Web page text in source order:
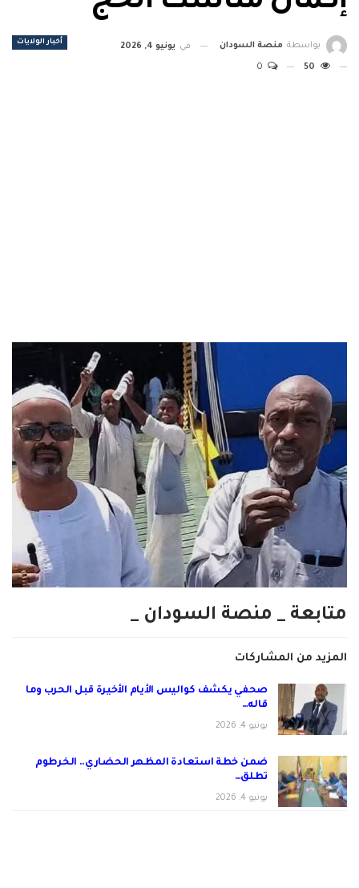
أخبار الولايات بواسطة منصة السودان في يونيو 4, 2026
50
متابعة _ منصة السودان _
المزيد من المشاركات
صحفي يكشف كواليس الأيام الأخيرة قبل الحرب وما
قاله…
يونيو 4, 2026
ضمن خطة استعادة المظهر الحضاري.. الخرطوم
تطلق…
يونيو 4, 2026